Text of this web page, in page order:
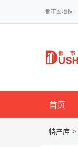
都市圈地铁
首页
特产库 >